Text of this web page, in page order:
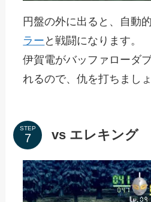
円盤の外に出ると、自動
ラー と戦闘になります。
伊賀電がバッファローダ
れるので、仇を打ちましょ
STEP vs エレキング